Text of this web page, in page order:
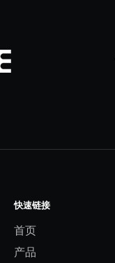
快速链接
首页
产品